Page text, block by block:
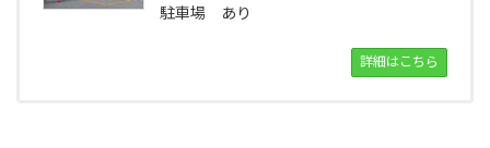
駐車場 あり
詳細はこちら